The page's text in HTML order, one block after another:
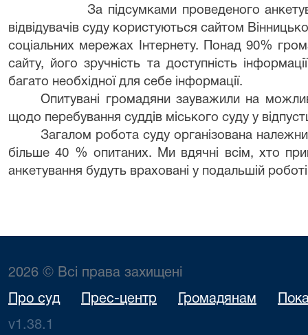
За підсумками проведеного
відвідувачів суду користуються сайтом
соціальних мережах Інтернету. Понад 90%
сайту, його зручність та доступність
багато необхідної для себе інформації.
Опитувані громадяни зауважили на
щодо перебування суддів міського суду у
Загалом робота суду організована
більше 40 % опитаних. Ми вдячні всім, хто
анкетування будуть враховані у подальшій
2026 © Всі права захищені
Про суд Прес-центр Громадянам
v1.38.1